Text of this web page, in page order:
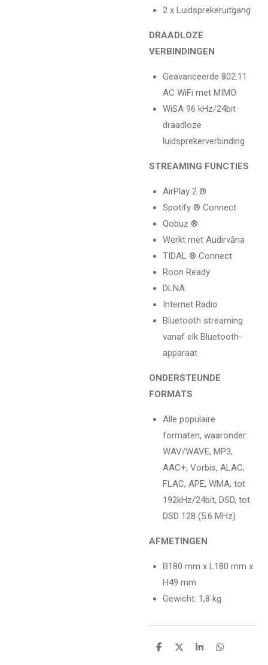
2 x Luidsprekeruitgang
DRAADLOZE
VERBINDINGEN
Geavanceerde 802.11
AC WiFi met MIMO
WiSA 96 kHz/24bit
draadloze
luidsprekerverbinding
STREAMING FUNCTIES
AirPlay 2 ®
Spotify ® Connect
Qobuz ®
Werkt met Audirvāna
TIDAL ® Connect
Roon Ready
DLNA
Internet Radio
Bluetooth streaming
vanaf elk Bluetooth-
apparaat
ONDERSTEUNDE
FORMATS
Alle populaire
formaten, waaronder:
WAV/WAVE, MP3,
AAC+, Vorbis, ALAC,
FLAC, APE, WMA, tot
192kHz/24bit, DSD, tot
DSD 128 (5.6 MHz)
AFMETINGEN
B180 mm x L180 mm x
H49 mm
Gewicht: 1,8 kg
D
D
S
D